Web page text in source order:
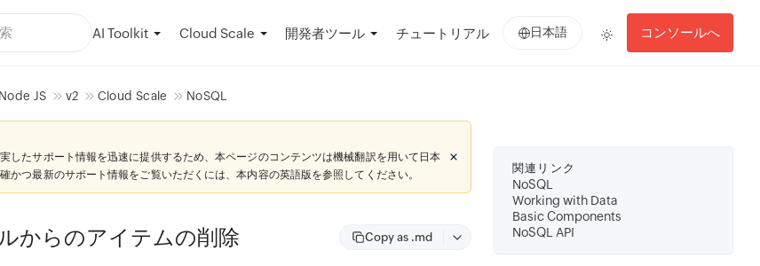
AI Toolkit Cloud Scale 開発者ツール チュートリアル 日本語 コンソールへ
Node JS v2 Cloud Scale NoSQL
したサポート情報を迅速に提供するため、本ページのコンテンツは機械翻訳を用いて日本
かつ最新のサポート情報をご覧いただくには、本内容の英語版を参照してください。
からのアイテムの削除 Copy as .md
関連リンク
NoSQL
Working with Data
Basic Components
NoSQL API